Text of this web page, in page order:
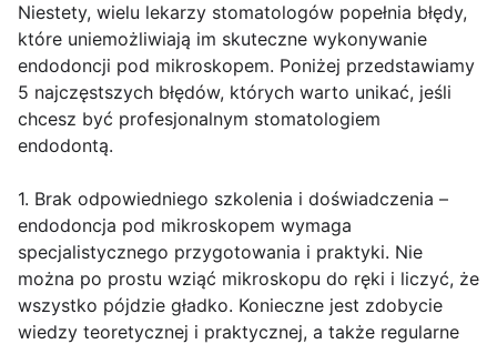
Niestety, wielu lekarzy stomatologów popełnia błędy,
które uniemożliwiają im skuteczne wykonywanie
endodoncji pod mikroskopem. Poniżej przedstawiamy
5 najczęstszych błędów, których warto unikać, jeśli
chcesz być profesjonalnym stomatologiem
endodontą.
1. Brak odpowiedniego szkolenia i doświadczenia –
endodoncja pod mikroskopem wymaga
specjalistycznego przygotowania i praktyki. Nie
można po prostu wziąć mikroskopu do ręki i liczyć, że
wszystko pójdzie gładko. Konieczne jest zdobycie
wiedzy teoretycznej i praktycznej, a także regularne